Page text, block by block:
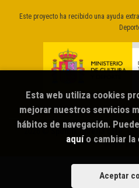
Este proyecto ha recibido una ayuda
2026 © Sputnik librería café.
Grupo
Esta web utiliza cookies
mejorar nuestros servicios
hábitos de navegación.
aquío cambiar la
Aceptar